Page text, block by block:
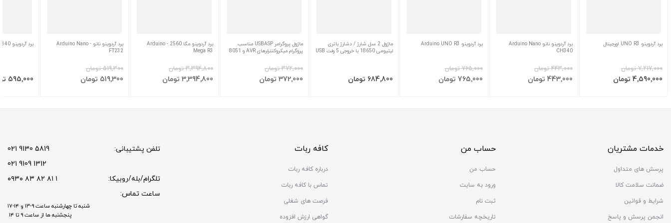
برد آردوینو UNO R3 اورجینال
‎7٬217٬000 تومان
قیمت
‎4٬590٬000 تومان
افزودن به سبد
برد آردوینو نانو Arduino Nano
CH340
‎443٬000 تومان
‎443٬000 تومان
افزودن به سبد
برد آردوینو Arduino UNO R3
‎765٬000 تومان
‎765٬000 تومان
افزودن به سبد
ماژول 2 سل شارژ / دشارژ باتری
لیتیومی 18650 با خروجی 5 ولت USB
‎684٬800 تومان
افزودن به سبد
ماژول پروگرامر USBASP مناسب
پروگرام میکروکنترلرهای AVR و 8051
‎372٬000 تومان
‎372٬000 تومان
افزودن به سبد
برد آردوینو مگا 2560 - Arduino
Mega R3
‎3٬394٬800 تومان
‎3٬394٬800 تومان
افزودن به سبد
برد آردوینو نانو - Arduino Nano
FT232
‎519٬300 تومان
‎519٬300 تومان
افزودن به سبد
برد آردوینو Arduino UNO CH340
‎595٬000 تومان
افزودن
خدمات مشتریان
پرسش های متداول
ضمانت سلامت کالا
شرایط و قوانین
انجمن پرسش و پاسخ
حساب من
حساب من
ورود به سایت
ثبت نام
تاریخچه سفارشات
کافه ربات
درباره کافه ربات
تماس با کافه ربات
فرصت های شغلی
گواهی ارزش افزوده
تلفن پشتیبانی:
5819 9130 021
1312 9109 021
تلگرام/بله/روبیکا:
۱ ۸۱ ۸۲ ۸۳ ۰۹۳۰
ساعت تماس:
شنبه تا چهارشنبه ساعت ۹-۱۳ و ۱۴-۱۷
پنجشنبه ها از ساعت ۹ تا ۱۴